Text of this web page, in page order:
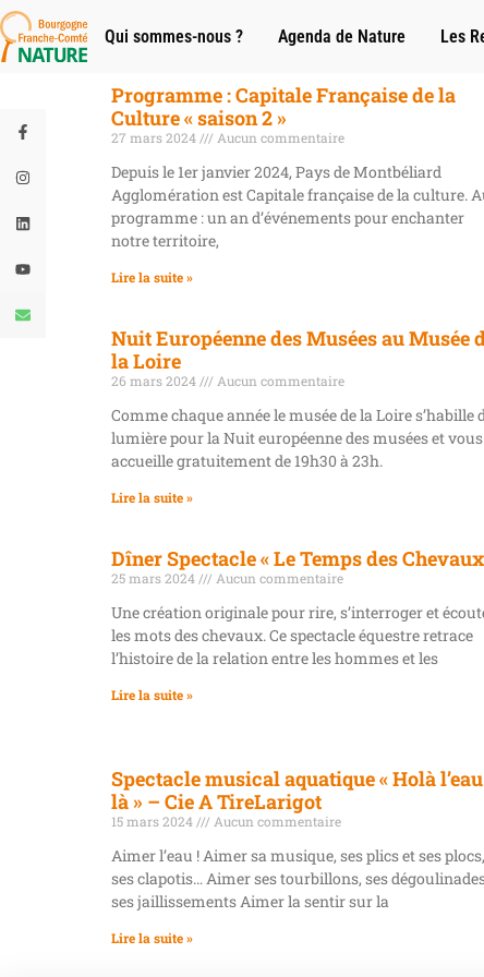
Qui sommes-nous ? Agenda de Nature Les
Programme : Capitale Française de la
Culture « saison 2 »
27 mars 2024 Aucun commentaire
Depuis le 1er janvier 2024, Pays de Montbéliard
Agglomération est Capitale française de la culture.
programme : un an d’événements pour enchanter
notre territoire,
Lire la suite »
Nuit Européenne des Musées au Musée
la Loire
26 mars 2024 Aucun commentaire
Comme chaque année le musée de la Loire s’habille
lumière pour la Nuit européenne des musées et vous
accueille gratuitement de 19h30 à 23h.
Lire la suite »
Dîner Spectacle « Le Temps des
25 mars 2024 Aucun commentaire
Une création originale pour rire, s’interroger et
les mots des chevaux. Ce spectacle équestre retrace
l’histoire de la relation entre les hommes et les
Lire la suite »
Spectacle musical aquatique « Holà l’eau
là » – Cie A TireLarigot
15 mars 2024 Aucun commentaire
Aimer l’eau ! Aimer sa musique, ses plics et ses plocs,
ses clapotis… Aimer ses tourbillons, ses
ses jaillissements Aimer la sentir sur la
Lire la suite »